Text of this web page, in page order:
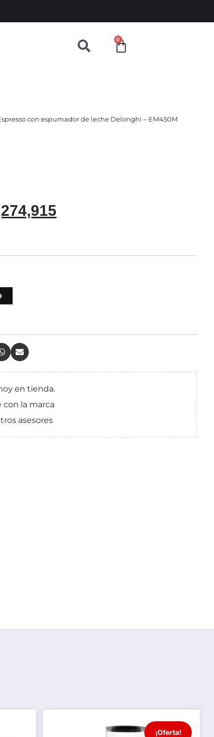
0
con espumador de leche Delonghi – EM450M
en tienda.
la marca
asesores
¡Oferta!